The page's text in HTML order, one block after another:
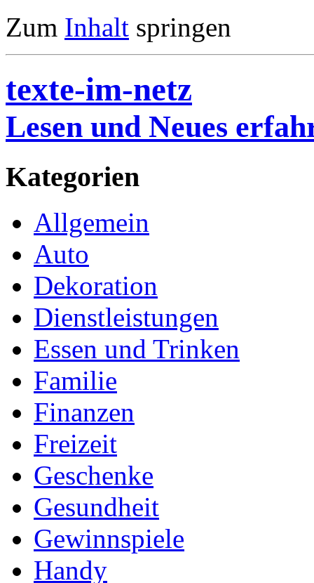
Zum Inhalt springen
texte-im-netz
Lesen und Neues
Kategorien
Allgemein
Auto
Dekoration
Dienstleistungen
Essen und Trinken
Familie
Finanzen
Freizeit
Geschenke
Gesundheit
Gewinnspiele
Handy